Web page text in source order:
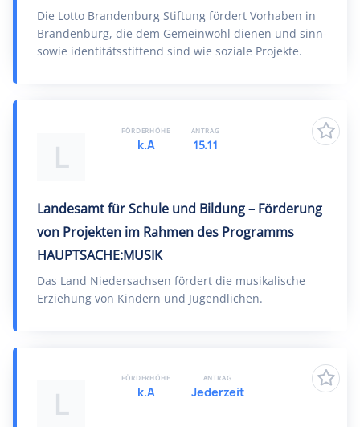
Die Lotto Brandenburg Stiftung fördert Vorhaben in
Brandenburg, die dem Gemeinwohl dienen und sinn-
sowie identitätsstiftend sind wie soziale Projekte.
L
Landesamt für Schule und Bildung – Förderung
von Projekten im Rahmen des Programms
HAUPTSACHE:MUSIK
Das Land Niedersachsen fördert die musikalische
Erziehung von Kindern und Jugendlichen.
FÖRDERHÖHE
k.A
ANTRAG
15.11
L
FÖRDERHÖHE
k.A
ANTRAG
Jederzeit